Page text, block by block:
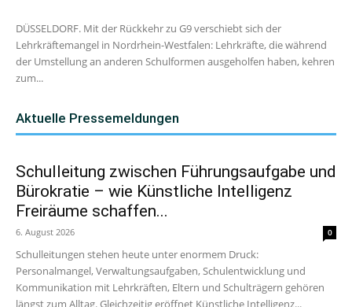
DÜSSELDORF. Mit der Rückkehr zu G9 verschiebt sich der
Lehrkräftemangel in Nordrhein-Westfalen: Lehrkräfte, die während
der Umstellung an anderen Schulformen ausgeholfen haben, kehren
zum...
Aktuelle Pressemeldungen
Schulleitung zwischen Führungsaufgabe und
Bürokratie – wie Künstliche Intelligenz
Freiräume schaffen...
6. August 2026 0
Schulleitungen stehen heute unter enormem Druck:
Personalmangel, Verwaltungsaufgaben, Schulentwicklung und
Kommunikation mit Lehrkräften, Eltern und Schulträgern gehören
längst zum Alltag. Gleichzeitig eröffnet Künstliche Intelligenz...